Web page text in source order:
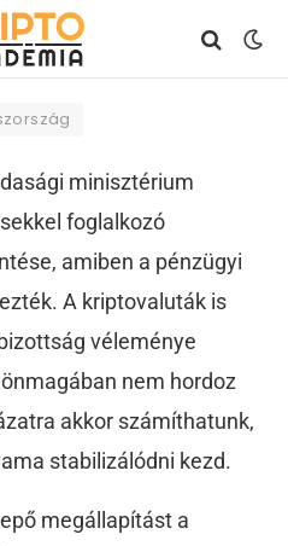
olvasási idő
minisztérium
foglalkozó
amiben a pénzügyi
A kriptovaluták is
véleménye
nem hordoz
akkor számíthatunk,
stabilizálódni kezd.
megállapítást a